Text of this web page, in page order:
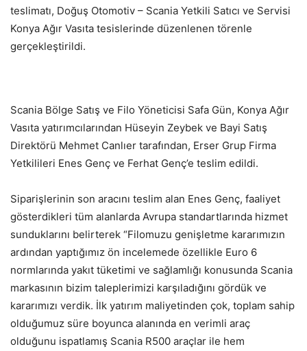
teslimatı, Doğuş Otomotiv – Scania Yetkili Satıcı ve Servisi
Konya Ağır Vasıta tesislerinde düzenlenen törenle
gerçekleştirildi.
Scania Bölge Satış ve Filo Yöneticisi Safa Gün, Konya Ağır
Vasıta yatırımcılarından Hüseyin Zeybek ve Bayi Satış
Direktörü Mehmet Canlıer tarafından, Erser Grup Firma
Yetkilileri Enes Genç ve Ferhat Genç’e teslim edildi.
Siparişlerinin son aracını teslim alan Enes Genç, faaliyet
gösterdikleri tüm alanlarda Avrupa standartlarında hizmet
sunduklarını belirterek “Filomuzu genişletme kararımızın
ardından yaptığımız ön incelemede özellikle Euro 6
normlarında yakıt tüketimi ve sağlamlığı konusunda Scania
markasının bizim taleplerimizi karşıladığını gördük ve
kararımızı verdik. İlk yatırım maliyetinden çok, toplam sahip
olduğumuz süre boyunca alanında en verimli araç
olduğunu ispatlamış Scania R500 araçlar ile hem